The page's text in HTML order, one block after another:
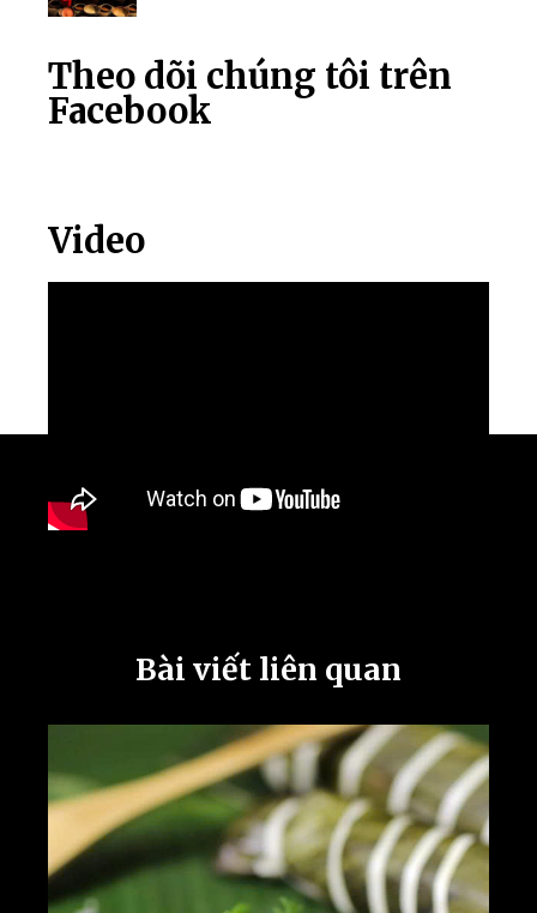
Theo dõi chúng tôi trên
Facebook
Video
Bài viết liên quan